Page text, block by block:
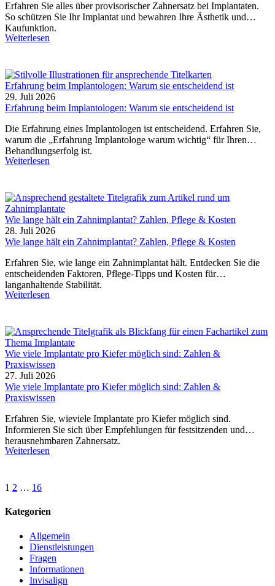
Erfahren Sie alles über provisorischer Zahnersatz bei Implantaten.
So schützen Sie Ihr Implantat und bewahren Ihre Ästhetik und
Kaufunktion.
Weiterlesen
Erfahrung beim Implantologen: Warum sie entscheidend ist
29. Juli 2026
Erfahrung beim Implantologen: Warum sie entscheidend ist
Die Erfahrung eines Implantologen ist entscheidend. Erfahren Sie,
warum die „Erfahrung Implantologe warum wichtig“ für Ihren
Behandlungserfolg ist.
Weiterlesen
Wie lange hält ein Zahnimplantat? Zahlen, Pflege & Kosten
28. Juli 2026
Wie lange hält ein Zahnimplantat? Zahlen, Pflege & Kosten
Erfahren Sie, wie lange ein Zahnimplantat hält. Entdecken Sie die
entscheidenden Faktoren, Pflege-Tipps und Kosten für
langanhaltende Stabilität.
Weiterlesen
Wie viele Implantate pro Kiefer möglich sind: Zahlen &
Praxiswissen
27. Juli 2026
Wie viele Implantate pro Kiefer möglich sind: Zahlen &
Praxiswissen
Erfahren Sie, wieviele Implantate pro Kiefer möglich sind.
Informieren Sie sich über Empfehlungen für festsitzenden und
herausnehmbaren Zahnersatz.
Weiterlesen
1 2 … 16
Kategorien
Allgemein
Dienstleistungen
Fragen
Informationen
Invisalign